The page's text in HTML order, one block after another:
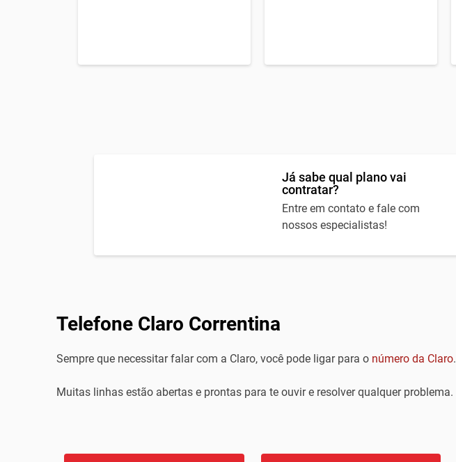
Já sabe qual plano vai
contratar?
Entre em contato e fale com
nossos especialistas!
Telefone Claro Correntina
Sempre que necessitar falar com a Claro, você pode ligar para o número da Claro.
Muitas linhas estão abertas e prontas para te ouvir e resolver qualquer problema.